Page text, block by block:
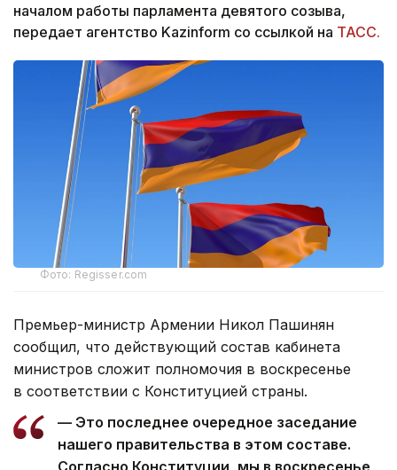
началом работы парламента девятого созыва,
передает агентство Kazinform со ссылкой на ТАСС.
Фото: Regisser.com
Премьер-министр Армении Никол Пашинян
сообщил, что действующий состав кабинета
министров сложит полномочия в воскресенье
в соответствии с Конституцией страны.
— Это последнее очередное заседание
нашего правительства в этом составе.